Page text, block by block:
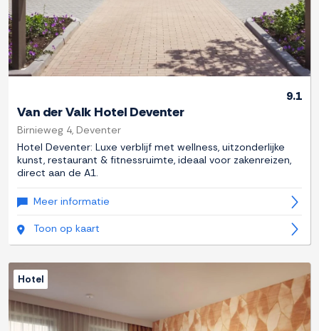
9.1
Van der Valk Hotel Deventer
Birnieweg 4, Deventer
Hotel Deventer: Luxe verblijf met wellness, uitzonderlijke
kunst, restaurant & fitnessruimte, ideaal voor zakenreizen,
direct aan de A1.
Meer informatie
Toon op kaart
Hotel